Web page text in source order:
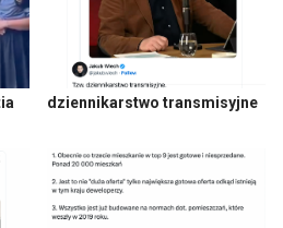
dziennikarstwo transmisyjne